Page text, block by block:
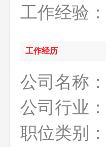
工作经验：
工作经历
公司名称：
公司行业：
职位类别：